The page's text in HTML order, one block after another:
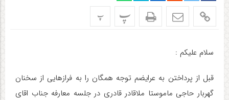
پ پ
سلام علیکم :
قبل از پرداختن به عرایضم توجه همگان را به فرازهایی از سخنان
گهربار حاجی ماموستا ملاقادر قادری در جلسه معارفه جناب اقای